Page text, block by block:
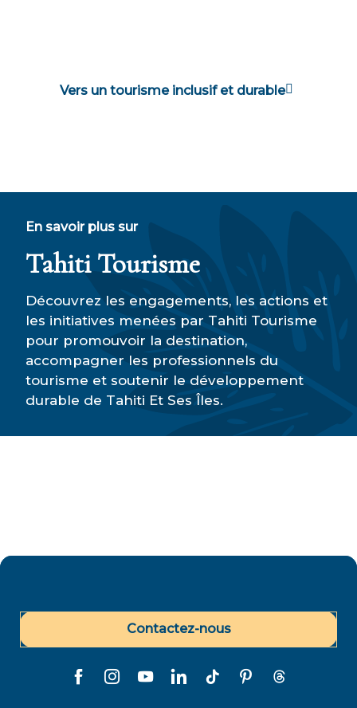
Vers un tourisme inclusif et durable
En savoir plus sur
Tahiti Tourisme
Découvrez les engagements, les actions et
les initiatives menées par Tahiti Tourisme
pour promouvoir la destination,
accompagner les professionnels du
tourisme et soutenir le développement
durable de Tahiti Et Ses Îles.
Contactez-nous